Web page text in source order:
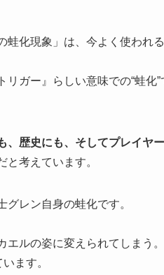
蛙化現象」は、今よく使われ
ガー』らしい意味での“蛙化”
、歴史にも、そしてプレイヤ
考えています。
レン自身の蛙化です。
ルの姿に変えられてしまう。
ます。